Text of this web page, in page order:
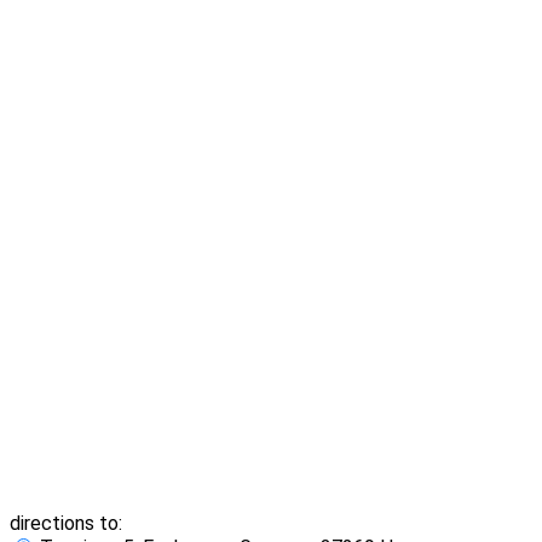
directions to: